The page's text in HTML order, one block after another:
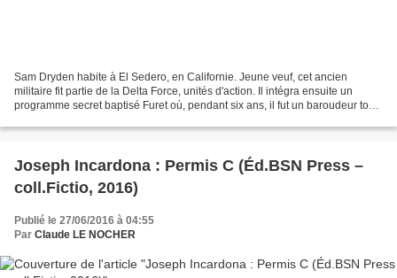
Sam Dryden habite à El Sedero, en Californie. Jeune veuf, cet ancien
militaire fit partie de la Delta Force, unités d'action. Il intégra ensuite un
programme secret baptisé Furet où, pendant six ans, il fut un baroudeur top-
Joseph Incardona : Permis C (Éd.BSN Press –
coll.Fictio, 2016)
Publié le 27/06/2016 à 04:55
Par Claude LE NOCHER